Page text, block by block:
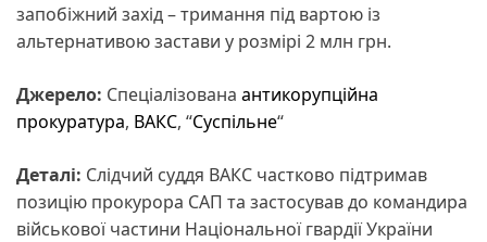
запобіжний захід – тримання під вартою із
альтернативою застави у розмірі 2 млн грн.
Джерело: Спеціалізована антикорупційна
прокуратура, ВАКС, “Суспільне“
Деталі: Слідчий суддя ВАКС частково підтримав
позицію прокурора САП та застосував до командира
військової частини Національної гвардії України